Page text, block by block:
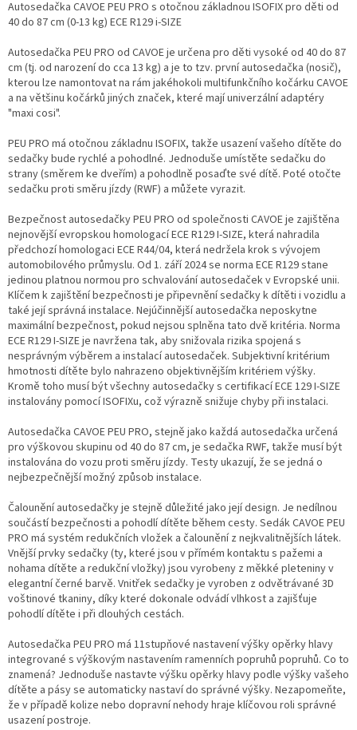
Autosedačka CAVOE PEU PRO s otočnou základnou ISOFIX pro děti od
40 do 87 cm (0-13 kg) ECE R129 i-SIZE
Autosedačka PEU PRO od CAVOE je určena pro děti vysoké od 40 do 87
cm (tj. od narození do cca 13 kg) a je to tzv. první autosedačka (nosič),
kterou lze namontovat na rám jakéhokoli multifunkčního kočárku CAVOE
a na většinu kočárků jiných značek, které mají univerzální adaptéry
"maxi cosi".
PEU PRO má otočnou základnu ISOFIX, takže usazení vašeho dítěte do
sedačky bude rychlé a pohodlné. Jednoduše umístěte sedačku do
strany (směrem ke dveřím) a pohodlně posaďte své dítě. Poté otočte
sedačku proti směru jízdy (RWF) a můžete vyrazit.
Bezpečnost autosedačky PEU PRO od společnosti CAVOE je zajištěna
nejnovější evropskou homologací ECE R129 I-SIZE, která nahradila
předchozí homologaci ECE R44/04, která nedržela krok s vývojem
automobilového průmyslu. Od 1. září 2024 se norma ECE R129 stane
jedinou platnou normou pro schvalování autosedaček v Evropské unii.
Klíčem k zajištění bezpečnosti je připevnění sedačky k dítěti i vozidlu a
také její správná instalace. Nejúčinnější autosedačka neposkytne
maximální bezpečnost, pokud nejsou splněna tato dvě kritéria. Norma
ECE R129 I-SIZE je navržena tak, aby snižovala rizika spojená s
nesprávným výběrem a instalací autosedaček. Subjektivní kritérium
hmotnosti dítěte bylo nahrazeno objektivnějším kritériem výšky.
Kromě toho musí být všechny autosedačky s certifikací ECE 129 I-SIZE
instalovány pomocí ISOFIXu, což výrazně snižuje chyby při instalaci.
Autosedačka CAVOE PEU PRO, stejně jako každá autosedačka určená
pro výškovou skupinu od 40 do 87 cm, je sedačka RWF, takže musí být
instalována do vozu proti směru jízdy. Testy ukazují, že se jedná o
nejbezpečnější možný způsob instalace.
Čalounění autosedačky je stejně důležité jako její design. Je nedílnou
součástí bezpečnosti a pohodlí dítěte během cesty. Sedák CAVOE PEU
PRO má systém redukčních vložek a čalounění z nejkvalitnějších látek.
Vnější prvky sedačky (ty, které jsou v přímém kontaktu s pažemi a
nohama dítěte a redukční vložky) jsou vyrobeny z měkké pleteniny v
elegantní černé barvě. Vnitřek sedačky je vyroben z odvětrávané 3D
voštinové tkaniny, díky které dokonale odvádí vlhkost a zajišťuje
pohodlí dítěte i při dlouhých cestách.
Autosedačka PEU PRO má 11stupňové nastavení výšky opěrky hlavy
integrované s výškovým nastavením ramenních popruhů popruhů. Co to
znamená? Jednoduše nastavte výšku opěrky hlavy podle výšky vašeho
dítěte a pásy se automaticky nastaví do správné výšky. Nezapomeňte,
že v případě kolize nebo dopravní nehody hraje klíčovou roli správné
usazení postroje.